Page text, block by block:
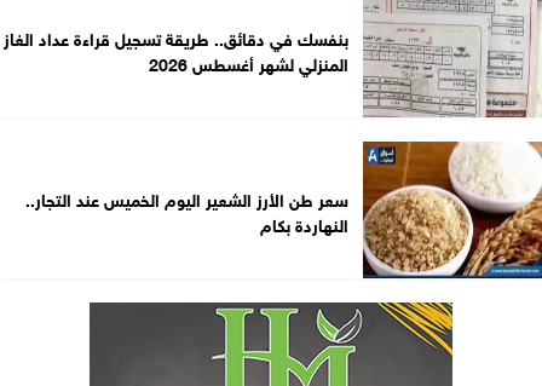
بنفسك في دقائق.. طريقة تسجيل قراءة عداد الغاز
المنزلي لشهر أغسطس 2026
سعر طن الأرز الشعير اليوم الخميس عند التجار..
النهاردة بكام